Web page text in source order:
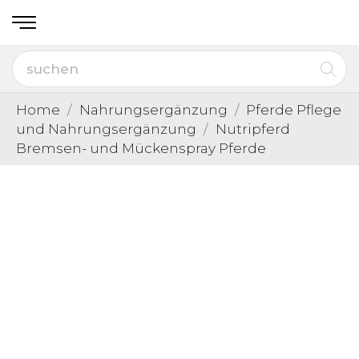
Home Nahrungsergänzung
Pferde Pflege
und Nahrungsergänzung
Nutripferd
Bremsen- und Mückenspray Pferde